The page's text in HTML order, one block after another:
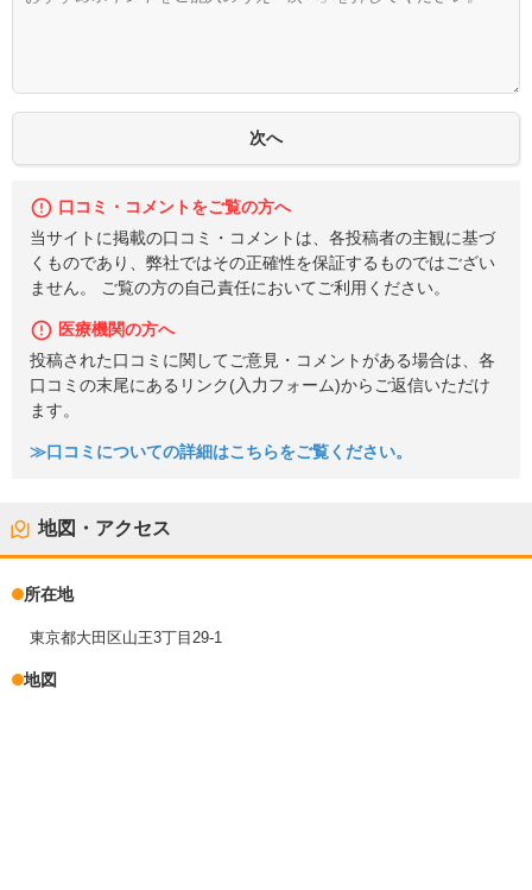
口コミ・コメントをご覧の方へ
当サイトに掲載の口コミ・コメントは、各投稿者の主観に基づ
くものであり、弊社ではその正確性を保証するものではござい
ません。 ご覧の方の自己責任においてご利用ください。
医療機関の方へ
投稿された口コミに関してご意見・コメントがある場合は、各
口コミの末尾にあるリンク(入力フォーム)からご返信いただけ
ます。
≫口コミについての詳細はこちらをご覧ください。
地図・アクセス
所在地
東京都大田区山王3丁目29-1
地図